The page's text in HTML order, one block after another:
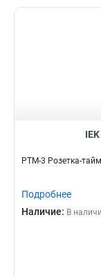
РТМ-3 Розетка-
Подробнее
Наличие: В